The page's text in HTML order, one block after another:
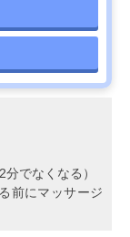
でなくなる）
前にマッサージ